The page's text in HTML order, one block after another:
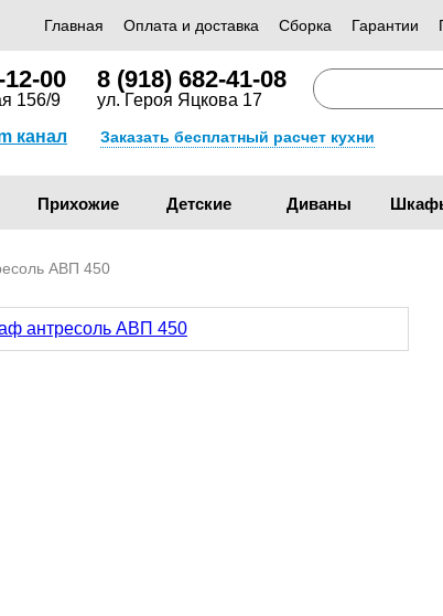
Главная Оплата и доставка Сборка Гарантии
00
156/9
8 (918) 682-41-08
ул. Героя Яцкова 17
канал Заказать бесплатный расчет кухни
Прихожие Детские Диваны
АВП 450